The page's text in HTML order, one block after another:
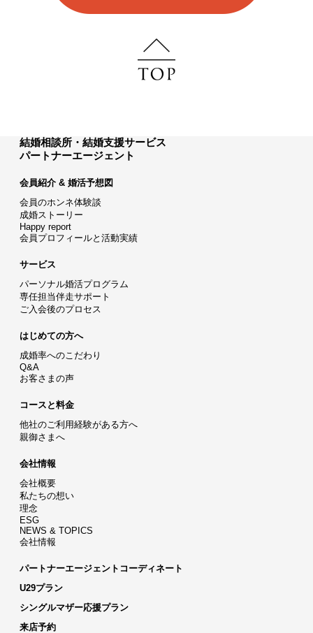
結婚相談所・結婚支援サービス
パートナーエージェント
会員紹介 & 婚活予想図
会員のホンネ体験談
成婚ストーリー
Happy report
会員プロフィールと活動実績
サービス
パーソナル婚活プログラム
専任担当伴走サポート
ご入会後のプロセス
はじめての方へ
成婚率へのこだわり
Q&A
お客さまの声
コースと料金
他社のご利用経験がある方へ
親御さまへ
会社情報
会社概要
私たちの想い
理念
ESG
NEWS & TOPICS
会社情報
パートナーエージェントコーディネート
U29プラン
シングルマザー応援プラン
来店予約